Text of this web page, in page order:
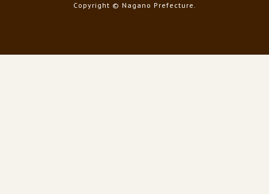
Copyright © Nagano Prefecture.